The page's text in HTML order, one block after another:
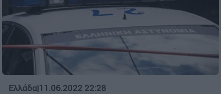
Ελλάδα|11.06.2022 22:28